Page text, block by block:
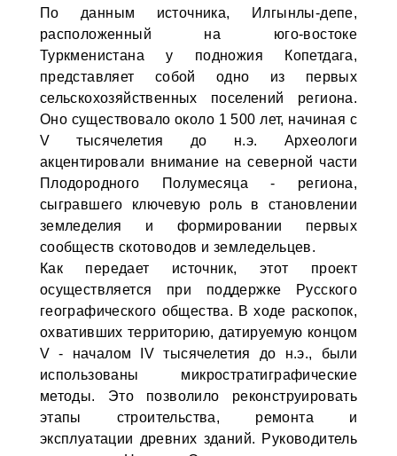
По данным источника, Илгынлы-депе,
расположенный на юго-востоке
Туркменистана у подножия Копетдага,
представляет собой одно из первых
сельскохозяйственных поселений региона.
Оно существовало около 1 500 лет, начиная с
V тысячелетия до н.э. Археологи
акцентировали внимание на северной части
Плодородного Полумесяца - региона,
сыгравшего ключевую роль в становлении
земледелия и формировании первых
сообществ скотоводов и земледельцев.
Как передает источник, этот проект
осуществляется при поддержке Русского
географического общества. В ходе раскопок,
охвативших территорию, датируемую концом
V - началом IV тысячелетия до н.э., были
использованы микростратиграфические
методы. Это позволило реконструировать
этапы строительства, ремонта и
эксплуатации древних зданий. Руководитель